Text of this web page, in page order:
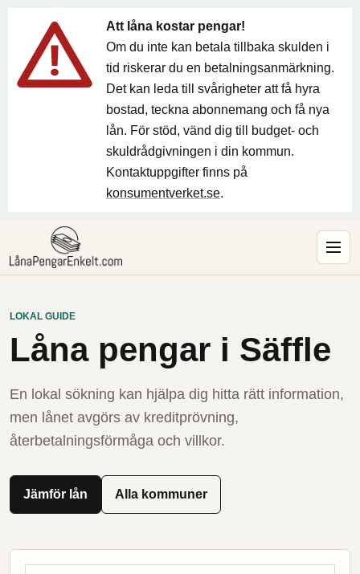
Att låna kostar pengar!
Om du inte kan betala tillbaka skulden i
tid riskerar du en betalningsanmärkning.
Det kan leda till svårigheter att få hyra
bostad, teckna abonnemang och få nya
lån. För stöd, vänd dig till budget- och
skuldrådgivningen i din kommun.
Kontaktuppgifter finns på
konsumentverket.se.
LOKAL GUIDE
Låna pengar i Säffle
En lokal sökning kan hjälpa dig hitta rätt information,
men lånet avgörs av kreditprövning,
återbetalningsförmåga och villkor.
Jämför lån Alla kommuner